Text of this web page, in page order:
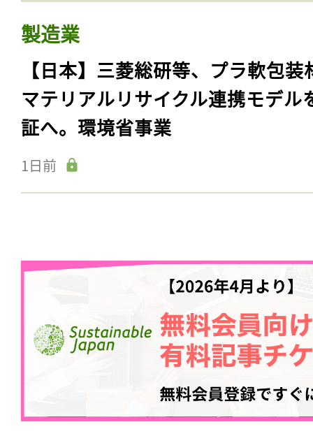
製造業
【日本】三菱総研等、プラ軟包装
マテリアルリサイクル連携モデル
証へ。環境省事業
1日前